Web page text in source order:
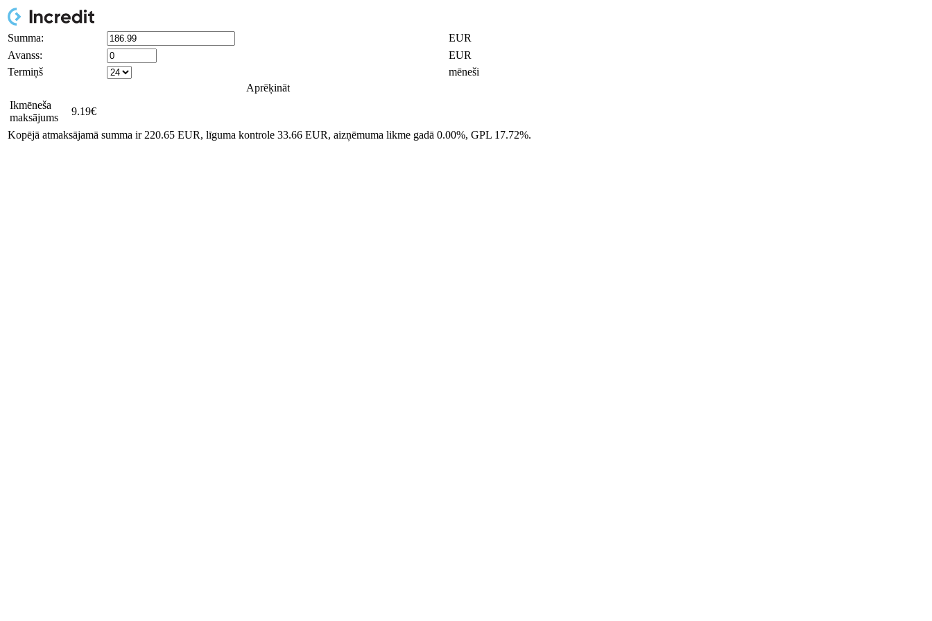
Summa:
EUR
Avanss:
EUR
Termiņš
mēneši
Aprēķināt
Ikmēneša
maksājums
9.19€
Kopējā atmaksājamā summa ir 220.65 EUR, līguma kontrole 33.66 EUR, aizņēmuma likme gadā 0.00%, GPL 17.72%.